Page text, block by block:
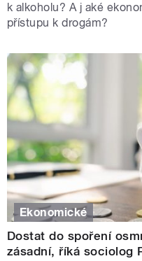
k alkoholu? A j aké
přístupu k drogám?
Ekonomické
Dostat do spoření
zásadní, říká sociolog